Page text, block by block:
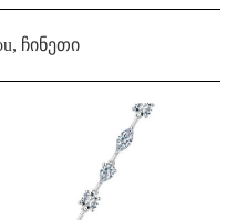
ჩინეთი